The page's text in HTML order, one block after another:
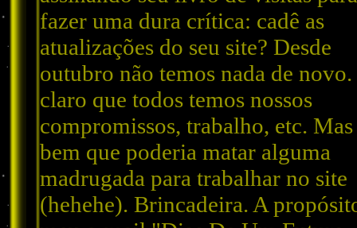
fazer uma dura crítica: cadê as
atualizações do seu site? Desde
outubro não temos nada de
claro que todos temos nossos
compromissos, trabalho, etc.
bem que poderia matar alguma
madrugada para trabalhar no site
(hehehe). Brincadeira. A